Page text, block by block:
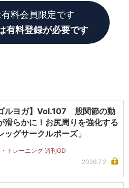
料会員限定です
有料登録が必要です
ルヨガ】Vol.107 股関節の動
滑らかに！お尻周りを強化する
ッグサークルポーズ」
トレーニング 週刊GD
2026.7.2